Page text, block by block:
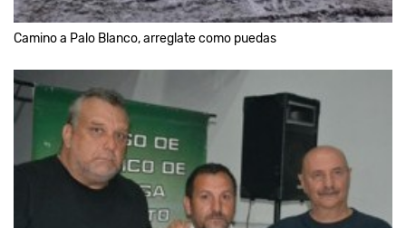
Camino a Palo Blanco, arreglate como puedas